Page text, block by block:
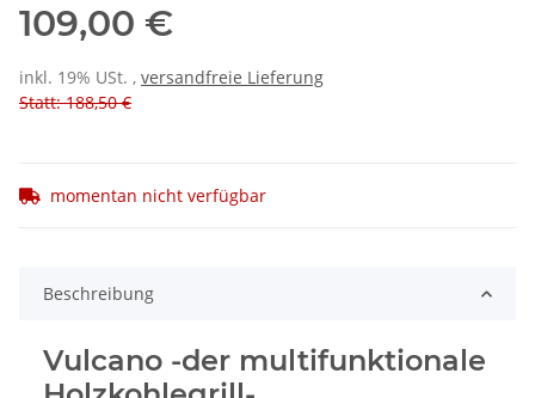
109,00 €
inkl. 19% USt. , versandfreie Lieferung
Statt: 188,50 €
momentan nicht verfügbar
Beschreibung
Vulcano -der multifunktionale